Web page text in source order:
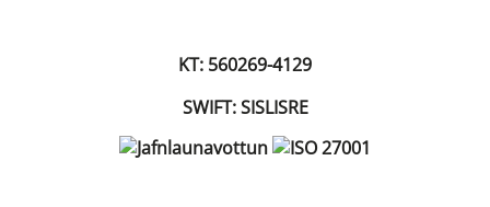
KT: 560269-4129
SWIFT: SISLISRE